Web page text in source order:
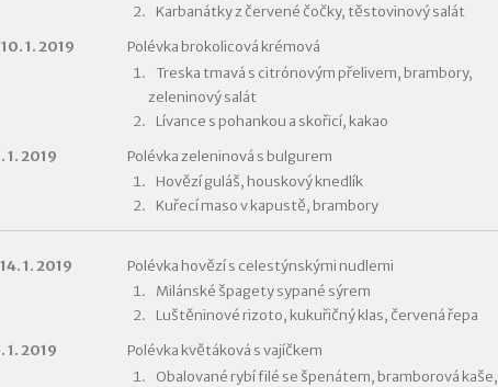
Karbanátky z červené čočky, těstovinový salát
1. 2019
Polévka brokolicová krémová
Treska tmavá s citrónovým přelivem, brambory,
zeleninový salát
Lívance s pohankou a skořicí, kakao
1. 2019
Polévka zeleninová s bulgurem
Hovězí guláš, houskový knedlík
Kuřecí maso v kapustě, brambory
1. 2019
Polévka hovězí s celestýnskými nudlemi
Milánské špagety sypané sýrem
Luštěninové rizoto, kukuřičný klas, červená řepa
1. 2019
Polévka květáková s vajíčkem
Obalované rybí filé se špenátem, bramborová kaše,